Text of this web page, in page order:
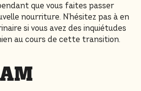
que vous faites passer
nourriture. N’hésitez pas à en
si vous avez des inquiétudes
au cours de cette transition.